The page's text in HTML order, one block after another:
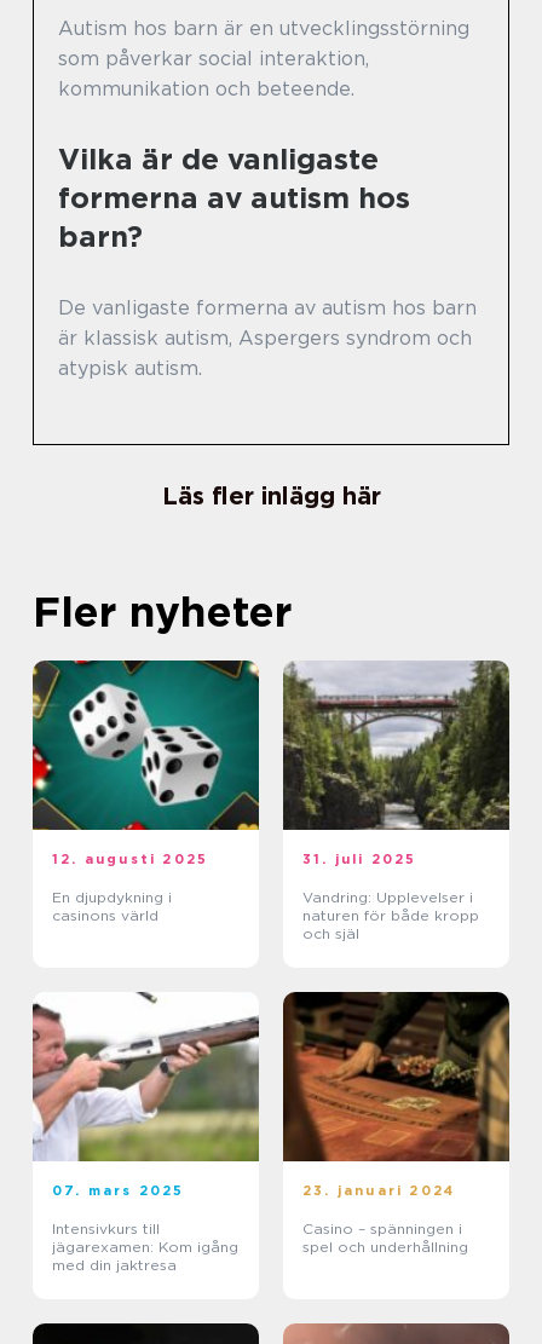
Autism hos barn är en utvecklingsstörning
som påverkar social interaktion,
kommunikation och beteende.
Vilka är de vanligaste
formerna av autism hos
barn?
De vanligaste formerna av autism hos barn
är klassisk autism, Aspergers syndrom och
atypisk autism.
Läs fler inlägg här
Fler nyheter
12. augusti 2025
En djupdykning i
casinons värld
31. juli 2025
Vandring: Upplevelser i
naturen för både kropp
och själ
07. mars 2025
Intensivkurs till
jägarexamen: Kom igång
med din jaktresa
23. januari 2024
Casino – spänningen i
spel och underhållning